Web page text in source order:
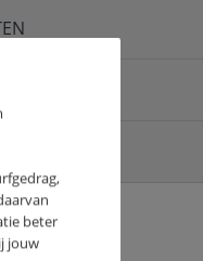
beter
jouw